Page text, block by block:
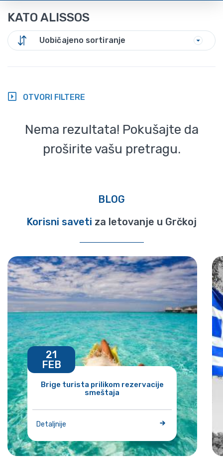
KATO ALISSOS
Uobičajeno sortiranje
OTVORI FILTERE
Nema rezultata! Pokušajte da
proširite vašu pretragu.
BLOG
Korisni saveti za letovanje u Grčkoj
Brige turista prilikom rezervacije
smeštaja
Detaljnije
21
FEB